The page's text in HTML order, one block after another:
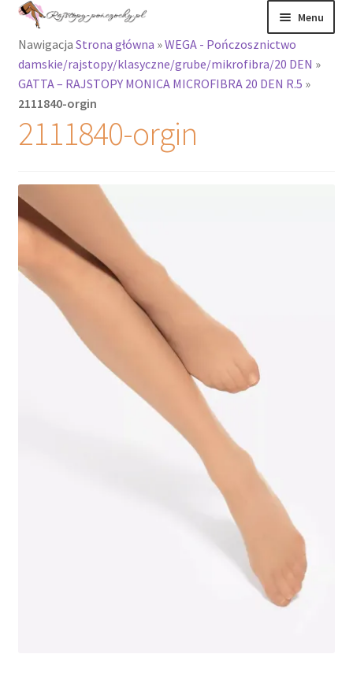
Przejdź
nawigacji
Przejdź
treści
Menu
Rajstopy
Rozwiń
menu
potomne
Rajstopy Orirose
Pończochy i
Podkolanówki i
skarpetki
Wszystkie
produkty
Recenzje
potomne
Nawigacja Strona główna »WEGA - Pończosznictwo
damskie/rajstopy/klasyczne/grube/mikrofibra/20 DEN »
GATTA – RAJSTOPY MONICA MICROFIBRA 20 DEN R.5 »
2111840-orgin
2111840-orgin